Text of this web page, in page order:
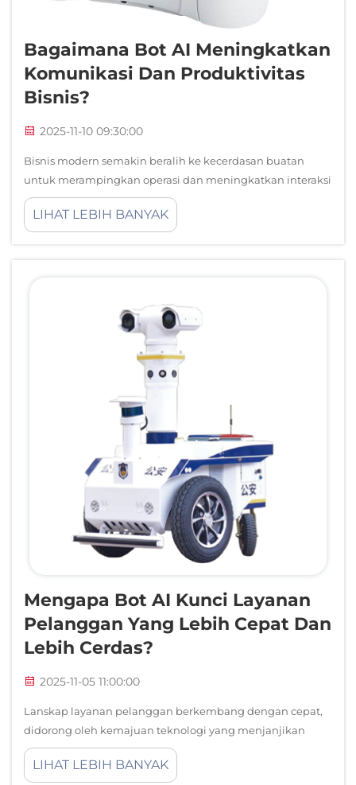
Bagaimana Bot AI Meningkatkan
Komunikasi Dan Produktivitas
Bisnis?
2025-11-10 09:30:00
Bisnis modern semakin beralih ke kecerdasan buatan
untuk merampingkan operasi dan meningkatkan interaksi
pelanggan. Bot AI telah muncul sebagai alat yang kuat
yang merevolusi cara organisasi berkomunikasi secara
LIHAT LEBIH BANYAK
Mengapa Bot AI Kunci Layanan
Pelanggan Yang Lebih Cepat Dan
Lebih Cerdas?
2025-11-05 11:00:00
Lanskap layanan pelanggan berkembang dengan cepat,
didorong oleh kemajuan teknologi yang menjanjikan
waktu respons lebih cepat dan interaksi yang lebih cerdas.
Organisasi di berbagai industri sedang menemukan
LIHAT LEBIH BANYAK